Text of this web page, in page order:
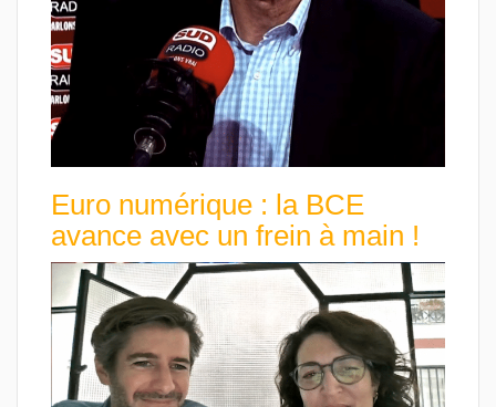
Euro numérique : la BCE
avance avec un frein à main !